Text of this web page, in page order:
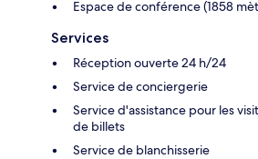
Espace de conférence (1858
Services
Réception ouverte 24 h/24
Service de conciergerie
Service d'assistance pour les
de billets
Service de blanchisserie